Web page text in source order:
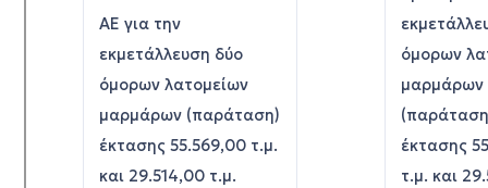
ΑΕ για την
εκμετάλλευση δύο
όμορων λατομείων
μαρμάρων (παράταση)
έκτασης 55.569,00 τ.μ.
και 29.514,00 τ.μ.
όμορων
μαρμάρων
έκτασης
τ.μ. και